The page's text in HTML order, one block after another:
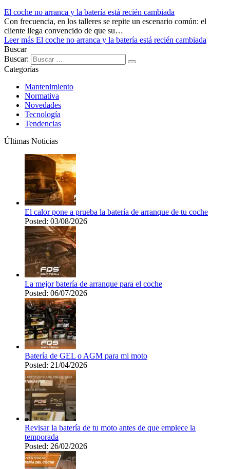
El coche no arranca y la batería está recién cambiada
Con frecuencia, en los talleres se repite un escenario común: el
cliente llega convencido de que su…
Leer más El coche no arranca y la batería está recién cambiada
Buscar
Buscar:
Categorías
Mantenimiento
Normativa
Novedades
Tecnología
Tendencias
Últimas Noticias
El calor pone a prueba la batería de arranque de tu coche
Posted: 03/08/2026
La mejor batería de arranque para el coche
Posted: 06/07/2026
Batería de GEL o AGM para mi moto
Posted: 21/04/2026
Revisar la batería de tu moto antes de que empiece la
temporada
Posted: 26/02/2026